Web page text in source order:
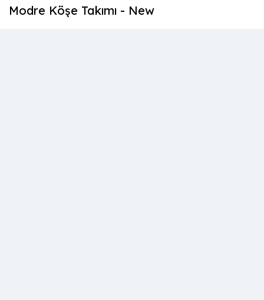
Modre Köşe Takımı - New